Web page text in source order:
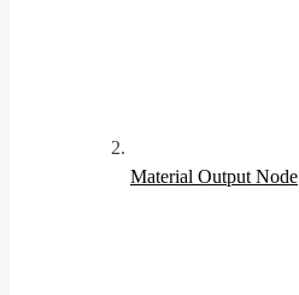
Material Output Node